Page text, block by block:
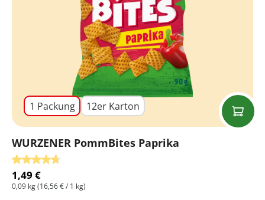
1 Packung 12er Karton
WURZENER PommBites Paprika
Durchschnittliche Bewertung von 4.75 von 5 Sternen
1,49 €
0,09 kg(16,56 € / 1 kg)